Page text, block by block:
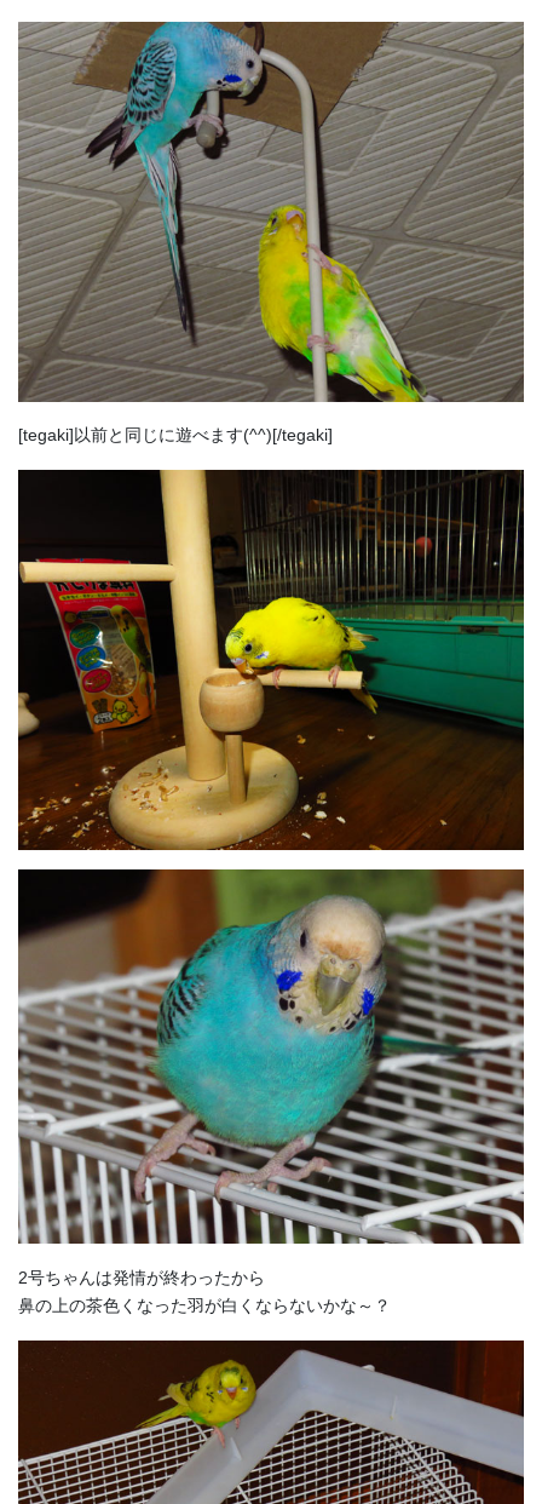
[tegaki]以前と同じに遊べます(^^)[/tegaki]
2号ちゃんは発情が終わったから
鼻の上の茶色くなった羽が白くならないかな～？